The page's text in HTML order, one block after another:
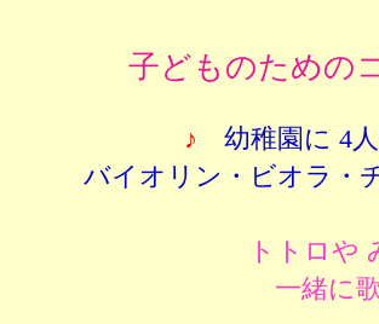
子どものための
♪
幼稚園に 4
バイオリン・ビオラ・
トトロや
一緒に